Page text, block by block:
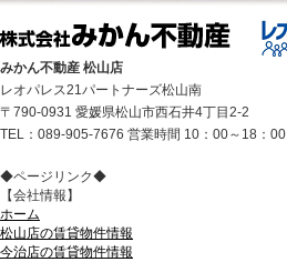
みかん不動産 松山店
レオパレス21パートナーズ松山南
〒790-0931 愛媛県松山市西石井4丁目2-2
TEL：089-905-7676 営業時間 10：00～18：00
◆ページリンク◆
【会社情報】
ホーム
松山店の賃貸物件情報
今治店の賃貸物件情報